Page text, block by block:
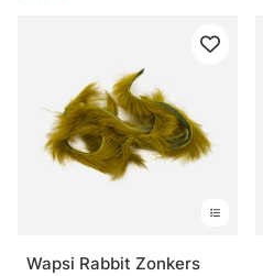
Wapsi Rabbit Zonkers